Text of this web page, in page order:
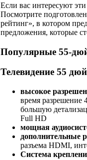
Если вас интересуют
Посмотрите
рейтинг», в котором
предложения, которые
Популярные 55-
Телевидение 55
высокое
время разрешение
большую
Full HD
мощная
дополнительные
разъема HDMI,
Система